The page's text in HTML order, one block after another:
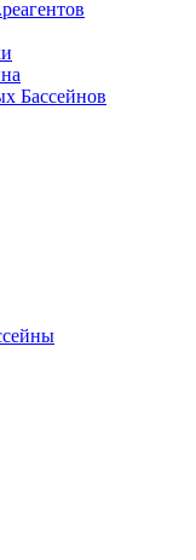
Бассейнов